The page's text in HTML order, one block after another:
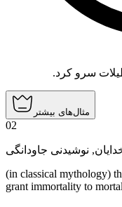
سرو کرد.
مثال‌های بیشتر
02
, نوشیدنی جاودانگی
(in classical mythology)
grant immortality to